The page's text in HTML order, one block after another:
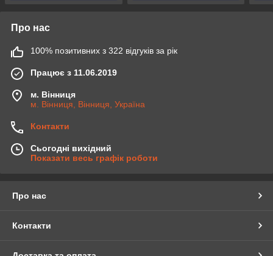
Про нас
100% позитивних з 322 відгуків за рік
Працює з 11.06.2019
м. Вінниця
м. Вінниця, Вінниця, Україна
Контакти
Сьогодні вихідний
Показати весь графік роботи
Про нас
Контакти